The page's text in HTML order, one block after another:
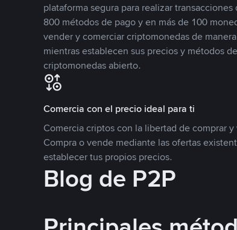
plataforma segura para realizar
800 métodos de pago y en más de 100
vender y comerciar criptomonedas de
mientras establecen sus precios y métodos
criptomonedas abierto.
Comercia con el precio ideal para ti
Comercia criptos con la libertad de comprar
Compra o vende mediante las ofertas
establecer tus propios precios.
Blog de P2P